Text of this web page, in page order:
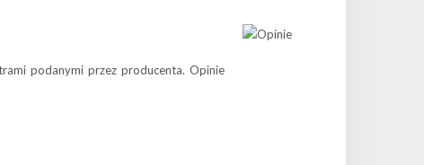
podanymi przez producenta. Opinie